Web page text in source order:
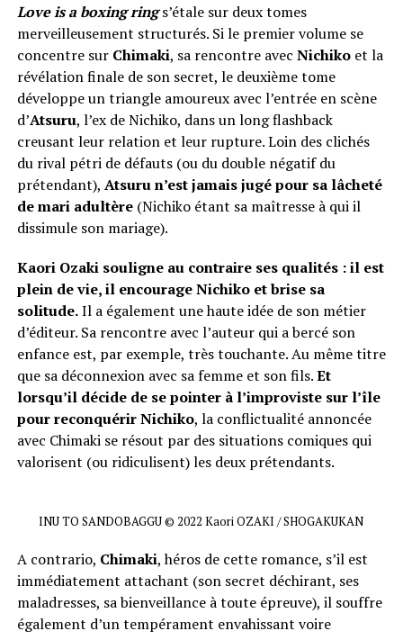
Love is a boxing ring s’étale sur deux tomes
merveilleusement structurés. Si le premier volume se
concentre sur Chimaki, sa rencontre avec Nichikoet la
révélation finale de son secret, le deuxième tome
développe un triangle amoureux avec l’entrée en scène
d’Atsuru, l’ex de Nichiko, dans un long flashback
creusant leur relation et leur rupture. Loin des clichés
du rival pétri de défauts (ou du double négatif du
prétendant), Atsuru n’est jamais jugé pour sa lâcheté
de mari adultère(Nichiko étant sa maîtresse à qui il
dissimule son mariage).
Kaori Ozaki souligne au contraire ses qualités : il est
plein de vie, il encourage Nichiko et brise sa
solitude.Il a également une haute idée de son métier
d’éditeur. Sa rencontre avec l’auteur qui a bercé son
enfance est, par exemple, très touchante. Au même titre
que sa déconnexion avec sa femme et son fils.Et
lorsqu’il décide de se pointer à l’improviste sur l’île
pour reconquérir Nichiko, la conflictualité annoncée
avec Chimaki se résout par des situations comiques qui
valorisent (ou ridiculisent) les deux prétendants.
INU TO SANDOBAGGU © 2022 Kaori OZAKI / SHOGAKUKAN
A contrario, Chimaki, héros de cette romance, s’il est
immédiatement attachant (son secret déchirant, ses
maladresses, sa bienveillance à toute épreuve), il souffre
également d’un tempérament envahissant voire